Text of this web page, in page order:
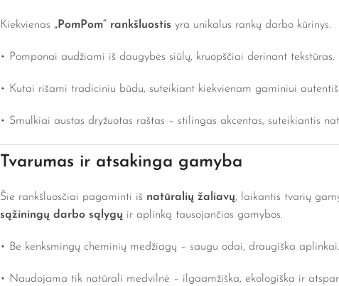
Kiekvienas „PomPom“ rankšluostis yra unikalus rankų darbo kūrinys.
• Pomponai audžiami iš daugybės siūlų, kruopščiai derinant tekstūras.
• Kutai rišami tradiciniu būdu, suteikiant kiekvienam gaminiui
• Smulkiai austas dryžuotas raštas – stilingas akcentas, suteikiantis
Tvarumas ir atsakinga gamyba
Šie rankšluosčiai pagaminti iš natūralių žaliavų, laikantis tvarių
sąžiningų darbo sąlygų ir aplinką tausojančios gamybos.
• Be kenksmingų cheminių medžiagų – saugu odai, draugiška aplinkai.
• Naudojama tik natūrali medvilnė – ilgaamžiška, ekologiška ir